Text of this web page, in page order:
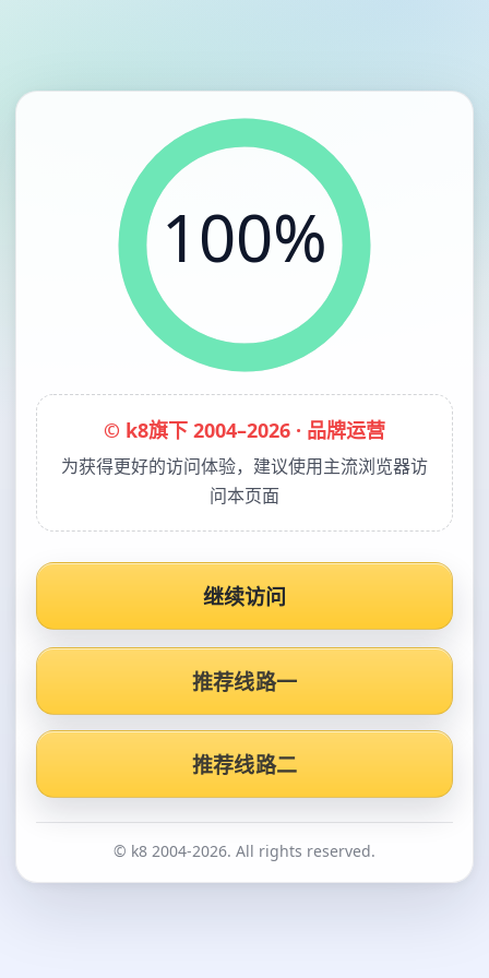
100%
© k8旗下 2004–2026 · 品牌运营
为获得更好的访问体验，建议使用主流浏览器访
问本页面
继续访问
推荐线路一
推荐线路二
© k8 2004-2026. All rights reserved.